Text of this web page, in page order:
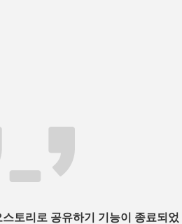
토리로 공유하기 기능이 종료되었